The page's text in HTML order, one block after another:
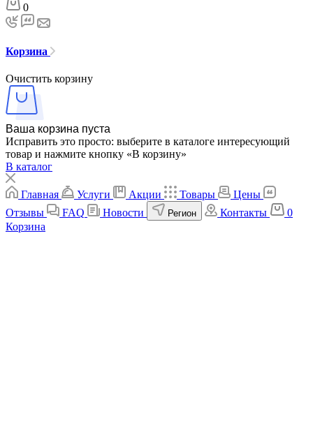
0
Корзина
Очистить корзину
Ваша корзина пуста
Исправить это просто: выберите в каталоге интересующий
товар и нажмите кнопку «В корзину»
В каталог
Главная Услуги Акции Товары
Цены
Отзывы
FAQ Новости Регион Контакты
0
Корзина